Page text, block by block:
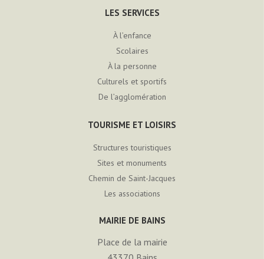
LES SERVICES
À l’enfance
Scolaires
À la personne
Culturels et sportifs
De l’agglomération
TOURISME ET LOISIRS
Structures touristiques
Sites et monuments
Chemin de Saint-Jacques
Les associations
MAIRIE DE BAINS
Place de la mairie